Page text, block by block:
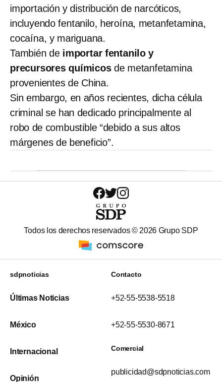
importación y distribución de narcóticos,
incluyendo fentanilo, heroína, metanfetamina,
cocaína, y mariguana.
También de importar fentanilo y
precursores químicosde metanfetamina
provenientes de China.
Sin embargo, en años recientes, dicha célula
criminal se han dedicado principalmente al
robo de combustible “debido a sus altos
márgenes de beneficio”.
Todos los derechos reservados © 2026 Grupo SDP
sdpnoticias
Últimas Noticias
México
Internacional
Opinión
Contacto
+52-55-5538-5518
+52-55-5530-8671
Comercial
publicidad@sdpnoticias.com